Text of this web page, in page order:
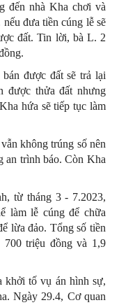
đến nhà Kha chơi và
đưa tiền cúng lễ sẽ
đất. Tin lời, bà L. 2
được đất sẽ trả lại
được thửa đất nhưng
hứa sẽ tiếp tục làm
không trúng số nên
an trình báo. Còn Kha
từ tháng 3 - 7.2023,
làm lễ cúng để chữa
lừa đảo. Tổng số tiền
700 triệu đồng và 1,9
khởi tố vụ án hình sự,
Ngày 29.4, Cơ quan